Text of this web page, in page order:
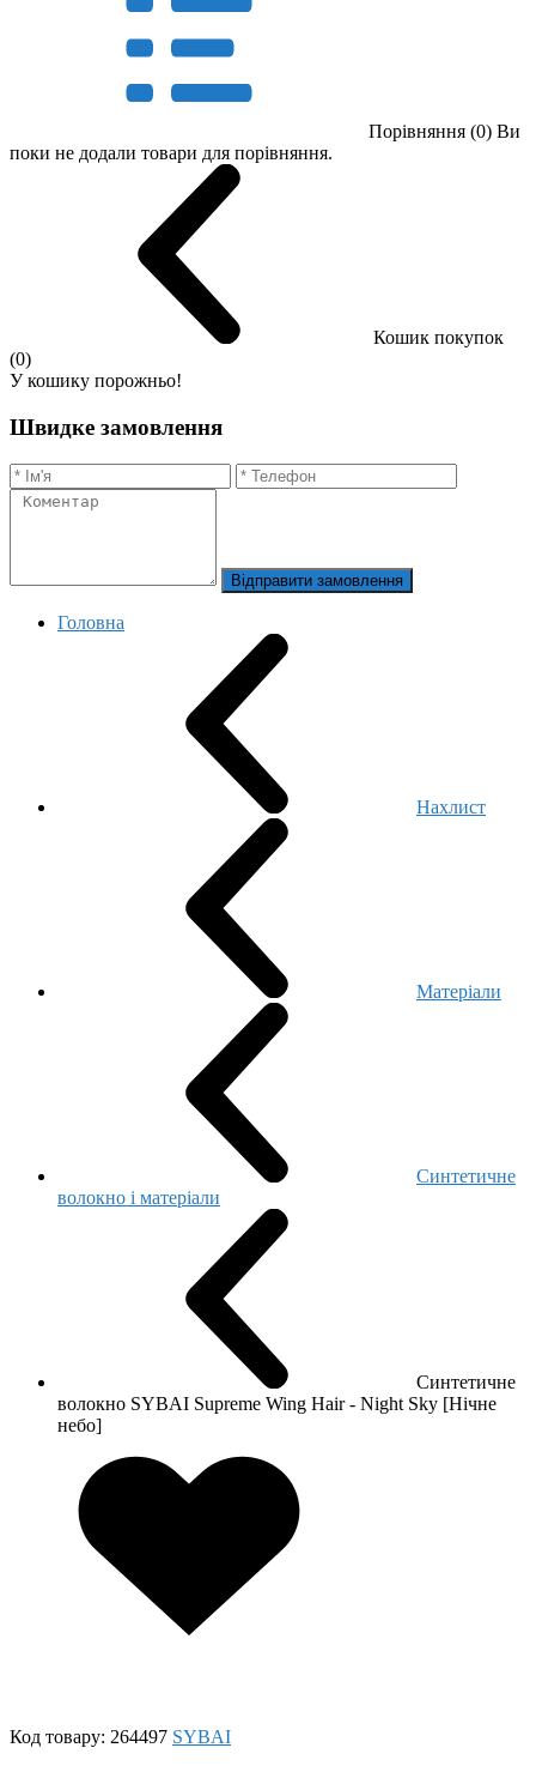
Порівняння (0) Ви
поки не додали товари для порівняння.
Кошик покупок
(0)
У кошику порожньо!
Швидке замовлення
Відправити замовлення
Головна
Нахлист
Матеріали
Синтетичне
волокно і матеріали
Синтетичне
волокно SYBAI Supreme Wing Hair - Night Sky [Нічне
небо]
Код товару: 264497 SYBAI